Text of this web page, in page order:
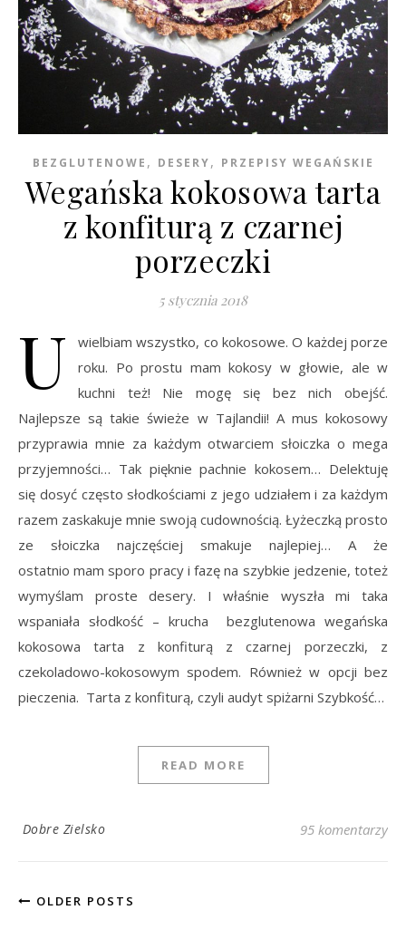
BEZGLUTENOWE , DESERY, PRZEPISY WEGAŃSKIE
Wegańska kokosowa tarta
z konfiturą z czarnej
porzeczki
5 stycznia 2018
U
wielbiam wszystko, co kokosowe. O każdej porze
roku. Po prostu mam kokosy w głowie, ale w
kuchni też! Nie mogę się bez nich obejść.
Najlepsze są takie świeże w Tajlandii! A mus kokosowy
przyprawia mnie za każdym otwarciem słoiczka o mega
przyjemności… Tak pięknie pachnie kokosem… Delektuję
się dosyć często słodkościami z jego udziałem i za każdym
razem zaskakuje mnie swoją cudownością. Łyżeczką prosto
ze słoiczka najczęściej smakuje najlepiej… A że
ostatnio mam sporo pracy i fazę na szybkie jedzenie, toteż
wymyślam proste desery. I właśnie wyszła mi taka
wspaniała słodkość – krucha bezglutenowa wegańska
kokosowa tarta z konfiturą z czarnej porzeczki, z
czekoladowo-kokosowym spodem. Również w opcji bez
pieczenia. Tarta z konfiturą, czyli audyt spiżarni Szybkość…
READ MORE
Dobre Zielsko 95 komentarzy
OLDER POSTS